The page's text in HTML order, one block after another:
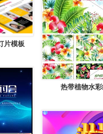
片模板
热带植物水